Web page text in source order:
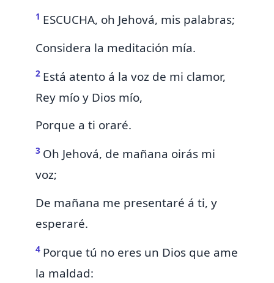
1 ESCUCHA, oh Jehová, mis palabras;
Considera la meditación mía.
2 Está atento á la voz de mi clamor,
Rey mío y Dios mío,
Porque a ti oraré.
3 Oh Jehová, de mañana oirás mi
voz;
De mañana me presentaré á ti, y
esperaré.
4 Porque tú no eres un Dios que ame
la maldad: